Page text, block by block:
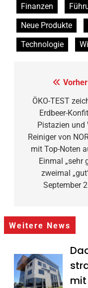
Finanzen
Neue Produkte
Technologie
ÖKO-TEST
Erdbeer-
Pistazien und
Reiniger von
mit Top-Noten
Einmal „sehr
zweimal
September
Weitere News